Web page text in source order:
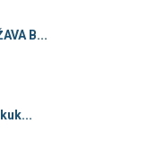
B...